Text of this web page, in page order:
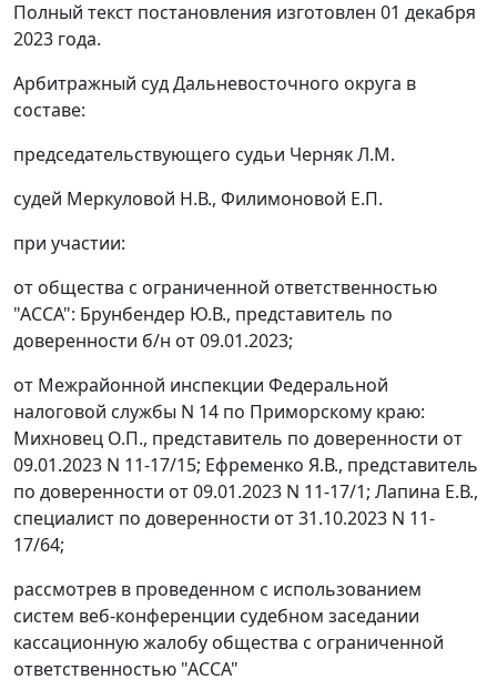
Полный текст постановления изготовлен 01 декабря
2023 года.
Арбитражный суд Дальневосточного округа в
составе:
председательствующего судьи Черняк Л.М.
судей Меркуловой Н.В., Филимоновой Е.П.
при участии:
от общества с ограниченной ответственностью
"АССА": Брунбендер Ю.В., представитель по
доверенности б/н от 09.01.2023;
от Межрайонной инспекции Федеральной
налоговой службы N 14 по Приморскому краю:
Михновец О.П., представитель по доверенности от
09.01.2023 N 11-17/15; Ефременко Я.В., представитель
по доверенности от 09.01.2023 N 11-17/1; Лапина Е.В.,
специалист по доверенности от 31.10.2023 N 11-
17/64;
рассмотрев в проведенном с использованием
систем веб-конференции судебном заседании
кассационную жалобу общества с ограниченной
ответственностью "АССА"